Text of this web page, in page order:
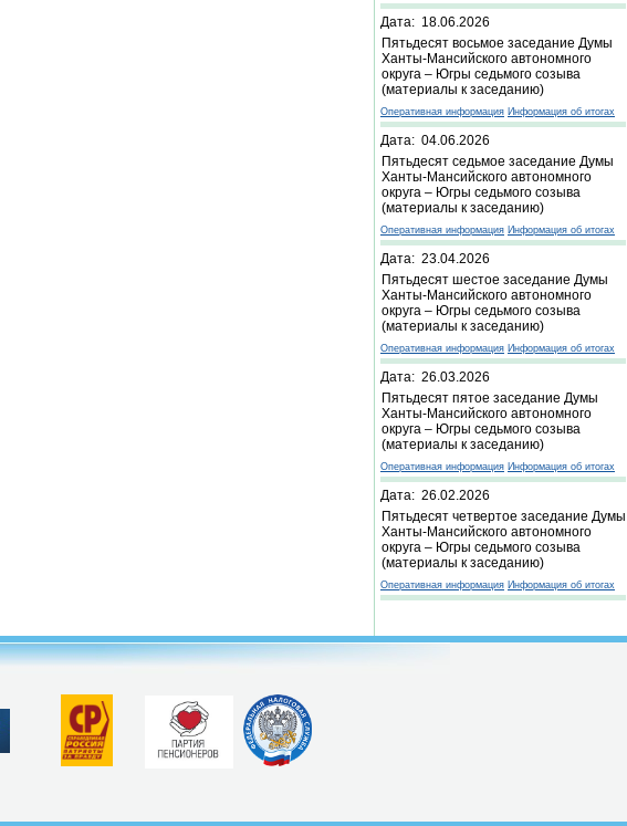
Дата: 18.06.2026
Пятьдесят восьмое заседание Думы
Ханты-Мансийского автономного
округа – Югры седьмого созыва
(материалы к заседанию)
Оперативная информация Информация об итогах
Дата: 04.06.2026
Пятьдесят седьмое заседание Думы
Ханты-Мансийского автономного
округа – Югры седьмого созыва
(материалы к заседанию)
Оперативная информация Информация об итогах
Дата: 23.04.2026
Пятьдесят шестое заседание Думы
Ханты-Мансийского автономного
округа – Югры седьмого созыва
(материалы к заседанию)
Оперативная информация Информация об итогах
Дата: 26.03.2026
Пятьдесят пятое заседание Думы
Ханты-Мансийского автономного
округа – Югры седьмого созыва
(материалы к заседанию)
Оперативная информация Информация об итогах
Дата: 26.02.2026
Пятьдесят четвертое заседание Думы
Ханты-Мансийского автономного
округа – Югры седьмого созыва
(материалы к заседанию)
Оперативная информация Информация об итогах